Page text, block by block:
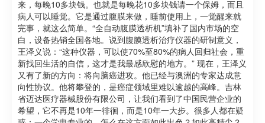
来，每晚10多块钱。也就是每晚花10多块钱请一个保姆，而且
病人可以睡觉。它是通过腹膜来做，睡前使用上，一觉醒来就
完事，就这么简单。“全自动腹膜透析机”填补了国内市场的空
白，设备热销全国各地。说到腹膜透析治疗仪器的研制意义，
王泽义说：“这种仪器，可以使70%至80%的病人回归社会，重
新找回生活的自信，这才是我最感欣慰的地方。” 现在，王泽义
又有了新的方向：将向脑癌进攻。他已经与澳洲的专家达成意
向性协议。他将攀登的，是癌症领域里难以逾越的高峰。吉林
省迈达医疗器械股份有限公司，让我们看到了中国民营企业的
希望，它不再是10年一徘徊，而是10年一大步。很多人都在疑